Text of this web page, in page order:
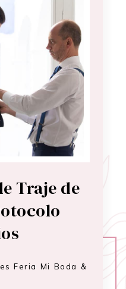
Traje de
Feria Mi Boda &